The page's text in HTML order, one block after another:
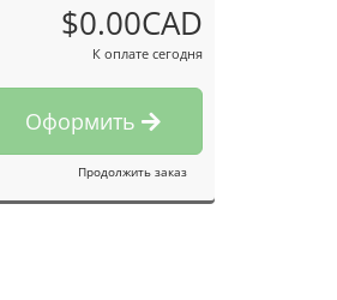
$0.00CAD
К оплате сегодня
Оформить
Продолжить заказ